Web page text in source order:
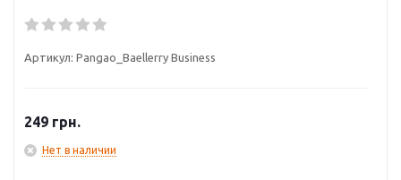
Артикул: Pangao_Baellerry Business
249 грн.
Нет в наличии